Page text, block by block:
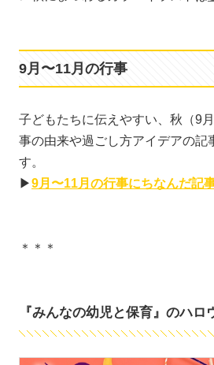
9月〜11月の行事
子どもたちに伝えやすい、秋（9
事の由来や過ごし方アイデアの記
す。
▶9月〜11月の行事にちなんだ記
＊＊＊
『みんなの幼児と保育』のハロ